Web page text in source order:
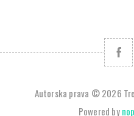
Autorska prava © 2026
Powered by